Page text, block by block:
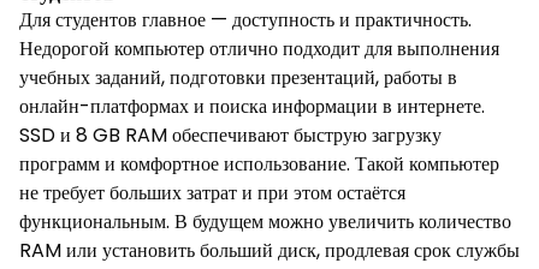
Для студентов главное — доступность и практичность.
Недорогой компьютер отлично подходит для выполнения
учебных заданий, подготовки презентаций, работы в
онлайн-платформах и поиска информации в интернете.
SSD и 8 GB RAM обеспечивают быструю загрузку
программ и комфортное использование. Такой компьютер
не требует больших затрат и при этом остаётся
функциональным. В будущем можно увеличить количество
RAM или установить больший диск, продлевая срок службы